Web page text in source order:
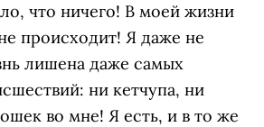
что ничего! В моей жизни
происходит! Я даже не
лишена даже самых
ни кетчупа, ни
во мне! Я есть, и в то же